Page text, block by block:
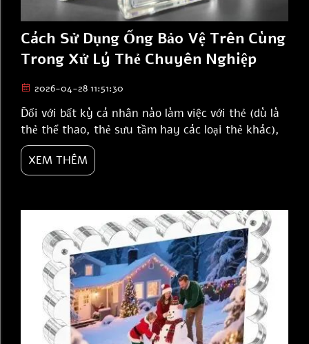
Cách Sử Dụng Ống Bảo Vệ Trên Cùng
Trong Xử Lý Thẻ Chuyên Nghiệp
2026-04-28 11:51:30
Đối với bất kỳ cá nhân nào làm việc với thẻ (dù là
thẻ thể thao, thẻ sưu tầm hay các loại thẻ khác),
vỏ bảo vệ trên cùng là một công cụ thiết yếu. Đây
là những chiếc hộp nhựa cứng giúp bảo vệ thẻ an
toàn và nguyên vẹn. Những người sưu tầm hoặc
dụng vỏ bảo vệ trên cùng...
XEM THÊM